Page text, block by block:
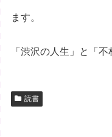
ます。
「渋沢の人生」と「
読書